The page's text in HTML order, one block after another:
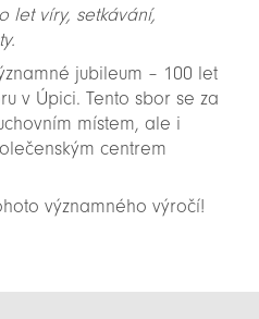
let víry, setkávání,
jubileum – 100 let
v Úpici. Tento sbor se za
místem, ale i
centrem
významného výročí!